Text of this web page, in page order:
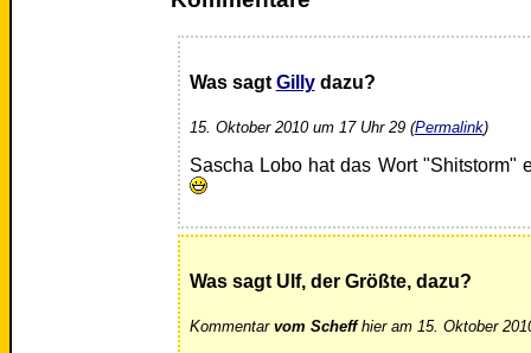
Was sagt Gillydazu?
15. Oktober 2010 um 17 Uhr 29 (Permalink)
Sascha Lobo hat das Wort "Shitstorm"
Was sagt Ulf, der Größte, dazu?
Kommentar vom Scheffhier am 15. Oktober